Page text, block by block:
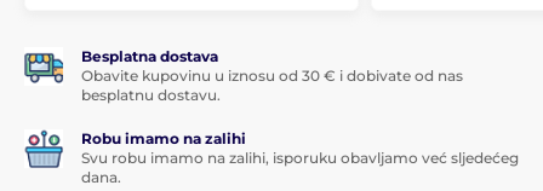
Besplatna dostava
Obavite kupovinu u iznosu od 30 € i dobivate od nas
besplatnu dostavu.
Robu imamo na zalihi
Svu robu imamo na zalihi, isporuku obavljamo već sljedećeg
dana.